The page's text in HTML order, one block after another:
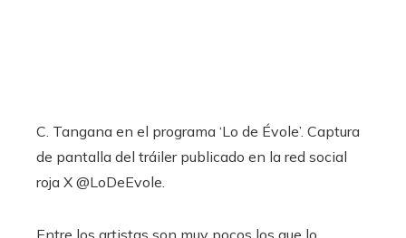
C. Tangana en el programa ‘Lo de Évole’. Captura
de pantalla del tráiler publicado en la red social
roja X @LoDeEvole.
Entre los artistas son muy pocos los que lo